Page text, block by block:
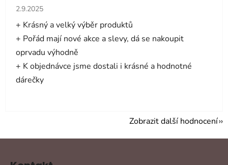
Hodnocení obchodu je 5 z 5 hvězdiček.
2.9.2025
+ Krásný a velký výběr produktů
+ Pořád mají nové akce a slevy, dá se nakoupit
oprvadu výhodně
+ K objednávce jsme dostali i krásné a hodnotné
dárečky
Zobrazit další hodnocení